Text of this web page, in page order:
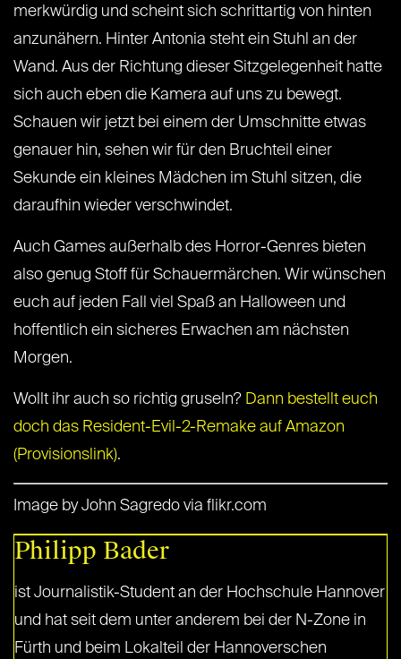
merkwürdig und scheint sich schrittartig von hinten
anzunähern. Hinter Antonia steht ein Stuhl an der
Wand. Aus der Richtung dieser Sitzgelegenheit hatte
sich auch eben die Kamera auf uns zu bewegt.
Schauen wir jetzt bei einem der Umschnitte etwas
genauer hin, sehen wir für den Bruchteil einer
Sekunde ein kleines Mädchen im Stuhl sitzen, die
daraufhin wieder verschwindet.
Auch Games außerhalb des Horror-Genres bieten
also genug Stoff für Schauermärchen. Wir wünschen
euch auf jeden Fall viel Spaß an Halloween und
hoffentlich ein sicheres Erwachen am nächsten
Morgen.
Wollt ihr auch so richtig gruseln? Dann bestellt euch
doch das Resident-Evil-2-Remake auf Amazon
(Provisionslink).
Image by John Sagredo via flikr.com
Philipp Bader
ist Journalistik-Student an der Hochschule Hannover
und hat seit dem unter anderem bei der N-Zone in
Fürth und beim Lokalteil der Hannoverschen